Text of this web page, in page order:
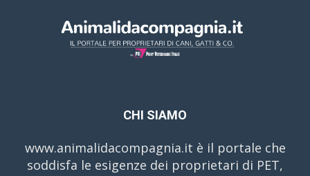
CHI SIAMO
www.animalidacompagnia.it è il portale che
soddisfa le esigenze dei proprietari di PET,